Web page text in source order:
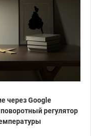
через Google
регулятор